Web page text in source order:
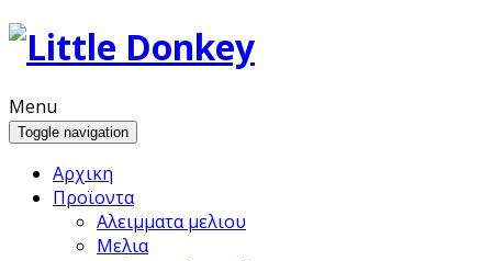
Menu
Toggle navigation
Αρχικη
Προϊoντα
Αλειμματα μελιου
Μελια